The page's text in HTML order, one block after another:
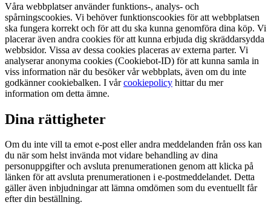
Våra webbplatser använder funktions-, analys- och
spårningscookies. Vi behöver funktionscookies för att webbplatsen
ska fungera korrekt och för att du ska kunna genomföra dina köp. Vi
placerar även andra cookies för att kunna erbjuda dig skräddarsydda
webbsidor. Vissa av dessa cookies placeras av externa parter. Vi
analyserar anonyma cookies (Cookiebot-ID) för att kunna samla in
viss information när du besöker vår webbplats, även om du inte
godkänner cookiebalken. I vårcookiepolicy hittar du mer
information om detta ämne.
Dina rättigheter
Om du inte vill ta emot e-post eller andra meddelanden från oss kan
du när som helst invända mot vidare behandling av dina
personuppgifter och avsluta prenumerationen genom att klicka på
länken för att avsluta prenumerationen i e-postmeddelandet. Detta
gäller även inbjudningar att lämna omdömen som du eventuellt får
efter din beställning.